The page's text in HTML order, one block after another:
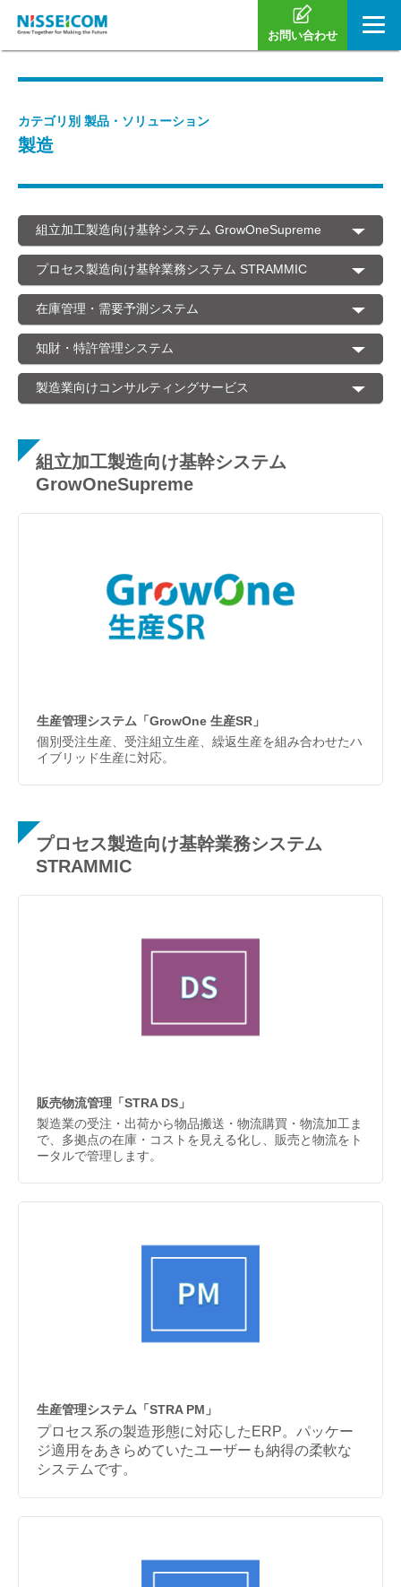
お問い合わせ
カテゴリ別 製品・ソリューション
製造
組立加工製造向け基幹システム GrowOneSupreme
プロセス製造向け基幹業務システム STRAMMIC
在庫管理・需要予測システム
知財・特許管理システム
製造業向けコンサルティングサービス
組立加工製造向け基幹システム
GrowOneSupreme
生産管理システム「GrowOne 生産SR」
個別受注生産、受注組立生産、繰返生産を組み合わせたハ
イブリッド生産に対応。
プロセス製造向け基幹業務システム
STRAMMIC
販売物流管理「STRA DS」
製造業の受注・出荷から物品搬送・物流購買・物流加工ま
で、多拠点の在庫・コストを見える化し、販売と物流をト
ータルで管理します。
生産管理システム「STRA PM」
プロセス系の製造形態に対応したERP。パッケー
ジ適用をあきらめていたユーザーも納得の柔軟な
システムです。